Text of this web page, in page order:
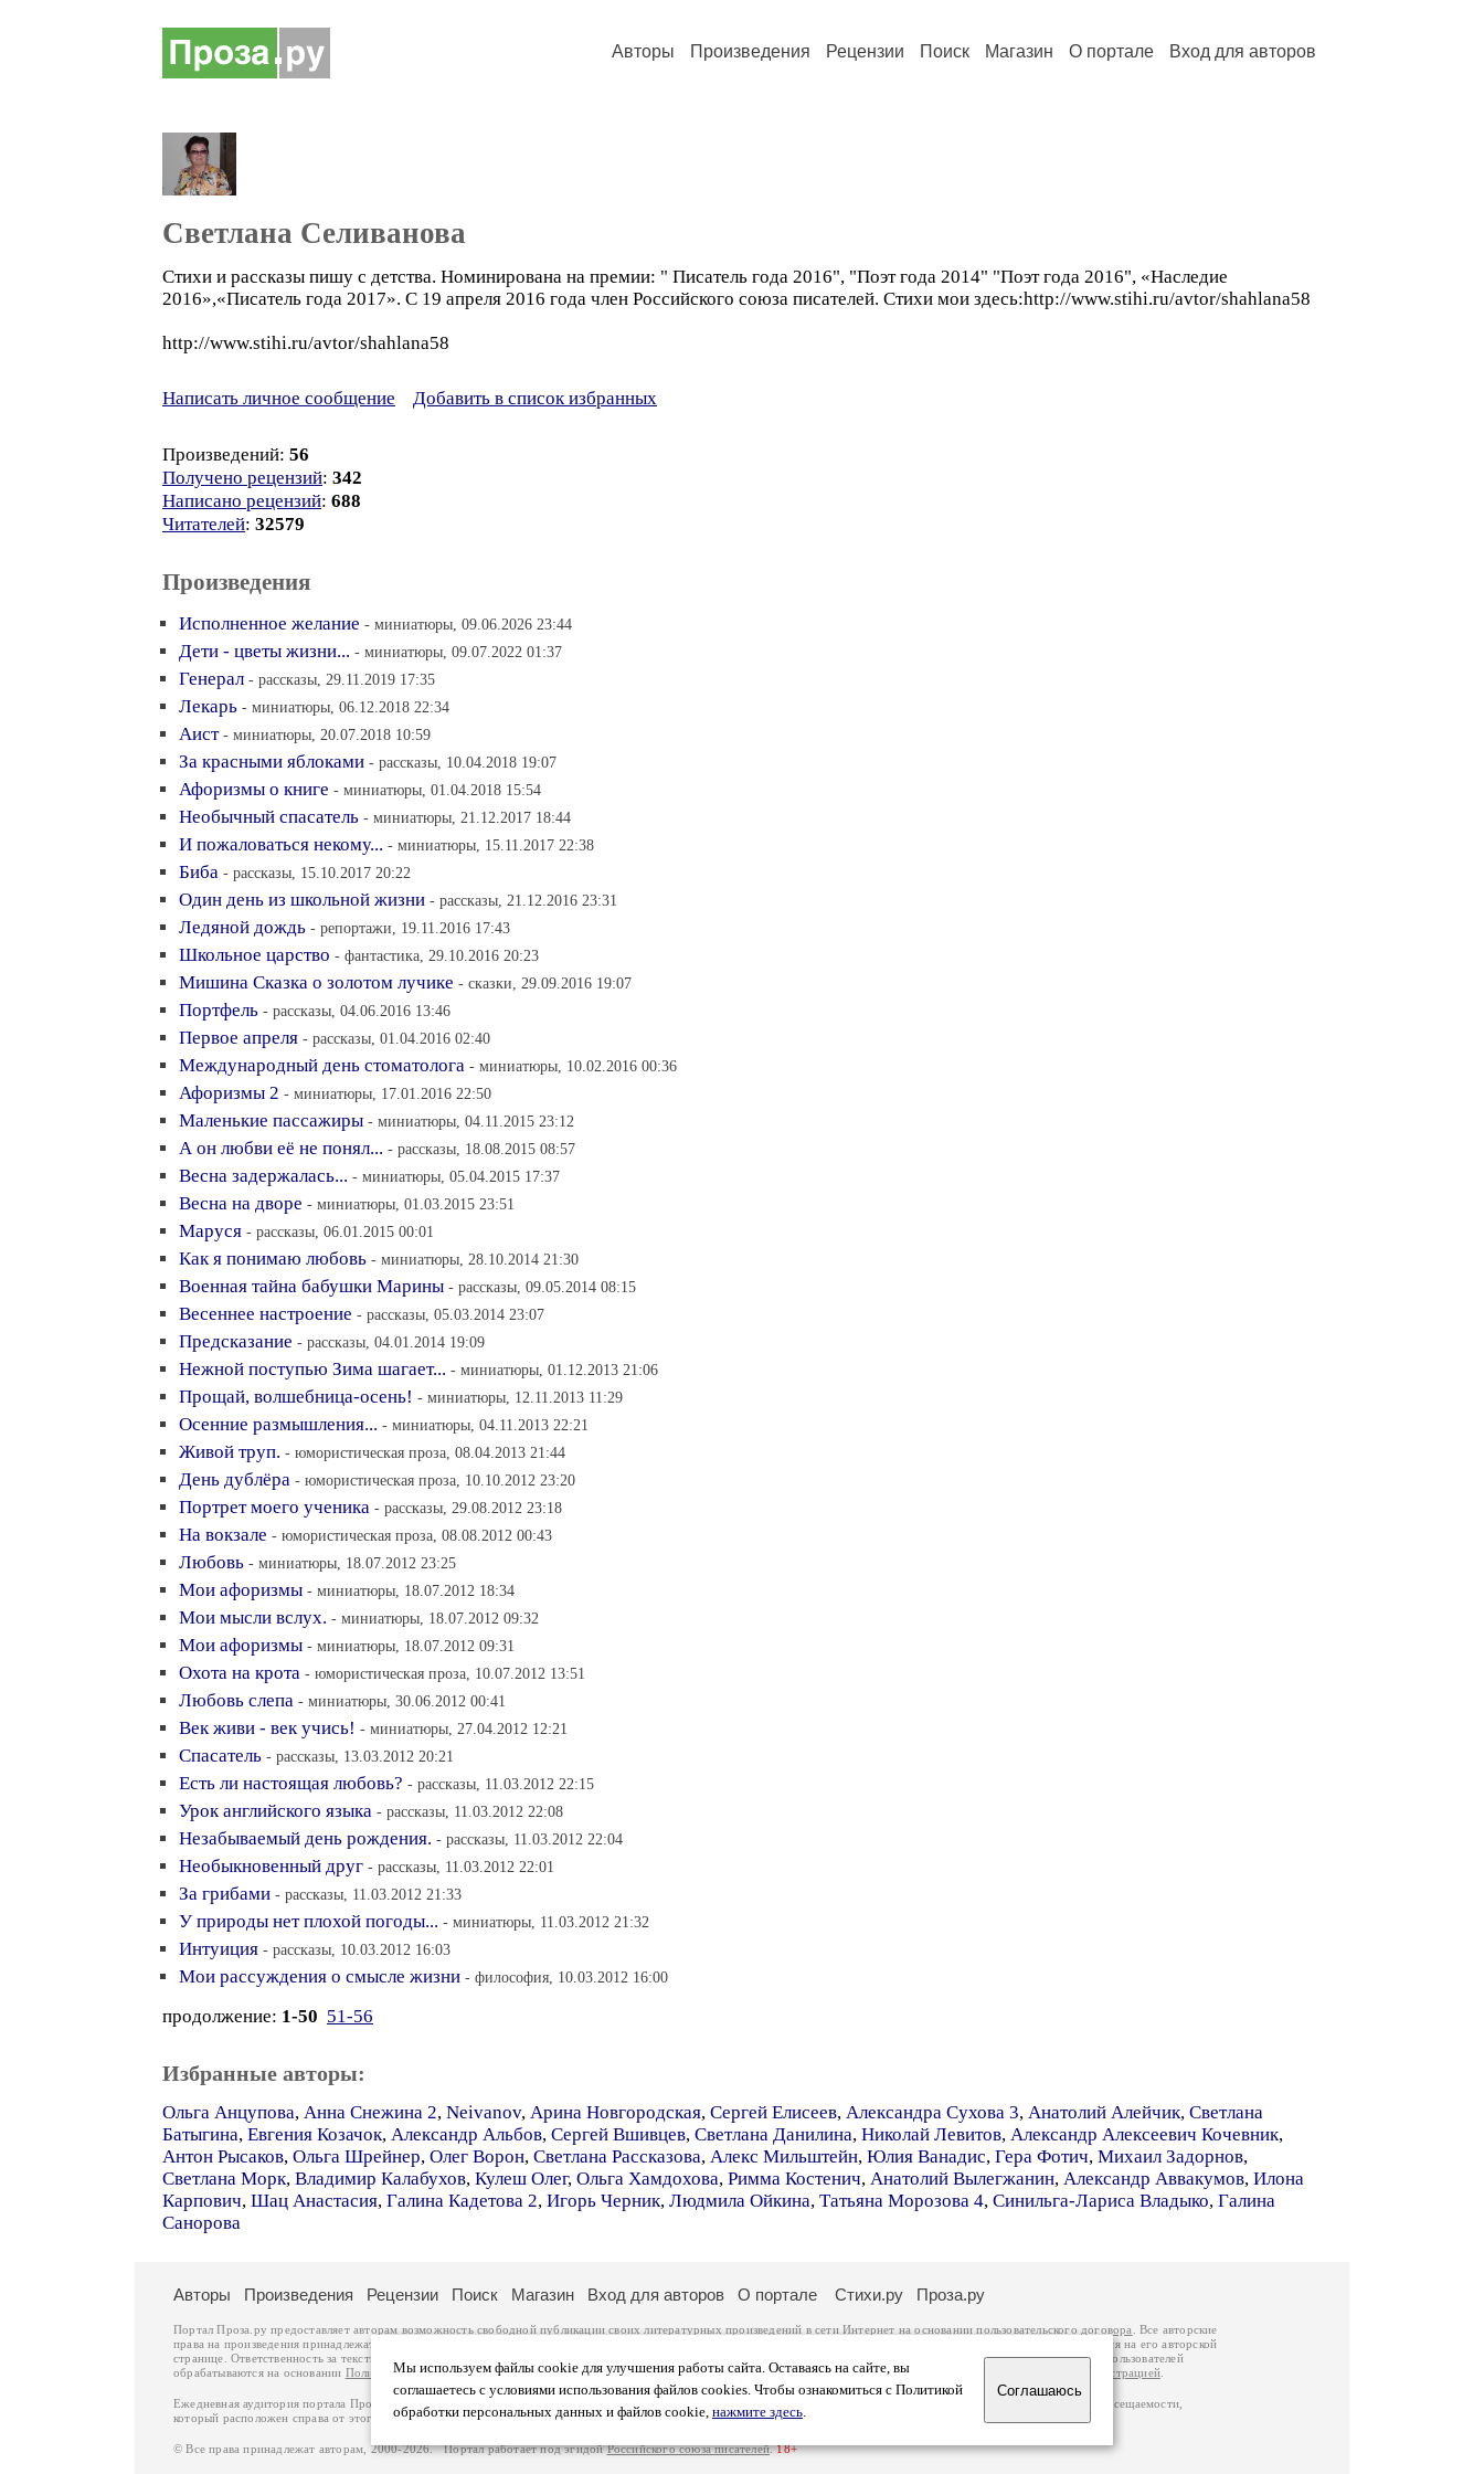
Авторы Произведения Рецензии Поиск Магазин О портале Вход для авторов
Светлана Селиванова
Стихи и рассказы пишу с детства. Номинирована на премии: " Писатель года 2016", "Поэт года 2014" "Поэт года 2016", «Наследие
2016»,«Писатель года 2017». С 19 апреля 2016 года член Российского союза писателей. Стихи мои здесь:http://www.stihi.ru/avtor/shahlana58
http://www.stihi.ru/avtor/shahlana58
Написать личное сообщение Добавить в список избранных
Произведений: 56
Получено рецензий: 342
Написано рецензий: 688
Читателей: 32579
Произведения
Исполненное желание - миниатюры, 09.06.2026 23:44
Дети - цветы жизни... - миниатюры, 09.07.2022 01:37
Генерал - рассказы, 29.11.2019 17:35
Лекарь - миниатюры, 06.12.2018 22:34
Аист - миниатюры, 20.07.2018 10:59
За красными яблоками - рассказы, 10.04.2018 19:07
Афоризмы о книге - миниатюры, 01.04.2018 15:54
Необычный спасатель - миниатюры, 21.12.2017 18:44
И пожаловаться некому... - миниатюры, 15.11.2017 22:38
Биба - рассказы, 15.10.2017 20:22
Один день из школьной жизни - рассказы, 21.12.2016 23:31
Ледяной дождь - репортажи, 19.11.2016 17:43
Школьное царство - фантастика, 29.10.2016 20:23
Мишина Сказка о золотом лучике - сказки, 29.09.2016 19:07
Портфель - рассказы, 04.06.2016 13:46
Первое апреля - рассказы, 01.04.2016 02:40
Международный день стоматолога - миниатюры, 10.02.2016 00:36
Афоризмы 2 - миниатюры, 17.01.2016 22:50
Маленькие пассажиры - миниатюры, 04.11.2015 23:12
А он любви её не понял... - рассказы, 18.08.2015 08:57
Весна задержалась... - миниатюры, 05.04.2015 17:37
Весна на дворе - миниатюры, 01.03.2015 23:51
Маруся - рассказы, 06.01.2015 00:01
Как я понимаю любовь - миниатюры, 28.10.2014 21:30
Военная тайна бабушки Марины - рассказы, 09.05.2014 08:15
Весеннее настроение - рассказы, 05.03.2014 23:07
Предсказание - рассказы, 04.01.2014 19:09
Нежной поступью Зима шагает... - миниатюры, 01.12.2013 21:06
Прощай, волшебница-осень! - миниатюры, 12.11.2013 11:29
Осенние размышления... - миниатюры, 04.11.2013 22:21
Живой труп. - юмористическая проза, 08.04.2013 21:44
День дублёра - юмористическая проза, 10.10.2012 23:20
Портрет моего ученика - рассказы, 29.08.2012 23:18
На вокзале - юмористическая проза, 08.08.2012 00:43
Любовь - миниатюры, 18.07.2012 23:25
Мои афоризмы - миниатюры, 18.07.2012 18:34
Мои мысли вслух. - миниатюры, 18.07.2012 09:32
Мои афоризмы - миниатюры, 18.07.2012 09:31
Охота на крота - юмористическая проза, 10.07.2012 13:51
Любовь слепа - миниатюры, 30.06.2012 00:41
Век живи - век учись! - миниатюры, 27.04.2012 12:21
Спасатель - рассказы, 13.03.2012 20:21
Есть ли настоящая любовь? - рассказы, 11.03.2012 22:15
Урок английского языка - рассказы, 11.03.2012 22:08
Незабываемый день рождения. - рассказы, 11.03.2012 22:04
Необыкновенный друг - рассказы, 11.03.2012 22:01
За грибами - рассказы, 11.03.2012 21:33
У природы нет плохой погоды... - миниатюры, 11.03.2012 21:32
Интуиция - рассказы, 10.03.2012 16:03
Мои рассуждения о смысле жизни - философия, 10.03.2012 16:00
продолжение: 1-50 51-56
Избранные авторы:
Ольга Анцупова, Анна Снежина 2, Neivanov, Арина Новгородская, Сергей Елисеев, Александра Сухова 3, Анатолий Алейчик, Светлана
Батыгина, Евгения Козачок, Александр Альбов, Сергей Вшивцев, Светлана Данилина, Николай Левитов, Александр Алексеевич Кочевник,
Антон Рысаков, Ольга Шрейнер, Олег Ворон, Светлана Рассказова, Алекс Мильштейн, Юлия Ванадис, Гера Фотич, Михаил Задорнов,
Светлана Морк, Владимир Калабухов, Кулеш Олег, Ольга Хамдохова, Римма Костенич, Анатолий Вылегжанин, Александр Аввакумов, Илона
Карпович, Шац Анастасия, Галина Кадетова 2, Игорь Черник, Людмила Ойкина, Татьяна Морозова 4, Синильга-Лариса Владыко, Галина
Санорова
Мы используем файлы cookie для улучшения работы сайта. Оставаясь на сайте, вы
соглашаетесь с условиями использования файлов cookies. Чтобы ознакомиться с Политикой
обработки персональных данных и файлов cookie, нажмите здесь.
Соглашаюсь
Авторы Произведения Рецензии Поиск Магазин Вход для авторов О портале Стихи.ру Проза.ру
Портал Проза.ру предоставляет авторам возможность свободной публикации своих литературных произведений в сети Интернет на основаниипользовательского договора
. Все авторские
права на произведения принадлежат авторам и охраняются
. Перепечатка произведений возможна только с согласия его автора, к которому вы можете обратиться на его авторской
странице. Ответственность за тексты произведений авторы несут самостоятельно на основании
законодательства Российской Федерации. Данные пользователей
обрабатываются на основании Политики обработки персональных данных. Вы также можете посмотреть более подробнуюинформацию о портале связаться с администрацией
Ежедневная аудитория портала Проза.ру – порядка 100 тысяч посетителей, которые в общей сумме просматривают более полумиллиона страниц по данным счетчика посещаемости,
который расположен справа от этого текста. В каждой графе указано по две цифры: количество просмотров и количество посетителей.
© Все права принадлежат авторам, 2000-2026. Портал работает под эгидойРоссийского союза писателей.18+